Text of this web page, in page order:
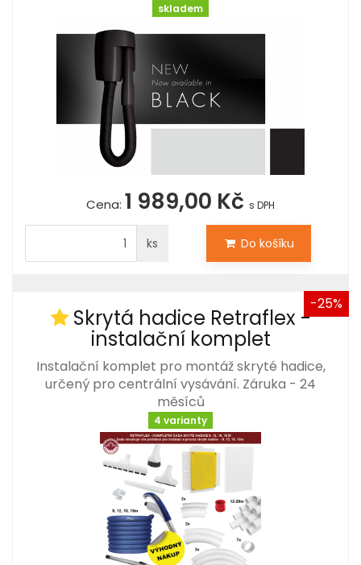
skladem
Cena: 1 989,00 Kč s DPH
ks Do košíku
-25%
Skrytá hadice Retraflex -
instalační komplet
Instalační komplet pro montáž skryté hadice,
určený pro centrální vysávání. Záruka - 24
měsíců
4 varianty